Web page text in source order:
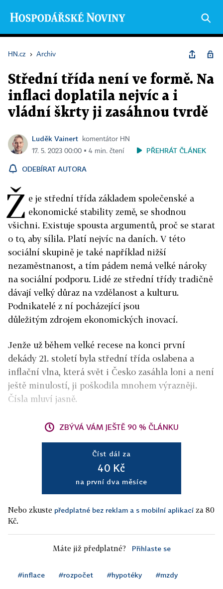
HN.cz › Archiv
Střední třída není ve formě. Na
inflaci doplatila nejvíc a i
vládní škrty ji zasáhnou tvrdě
Luděk Vainert
komentátor HN
17. 5. 2023 00:00 ▪ 4 min. čtení
PŘEHRÁT ČLÁNEK
ODEBÍRAT AUTORA
Ž e je střední třída základem společenské a
ekonomické stability země, se shodnou
všichni. Existuje spousta argumentů, proč se starat
o to, aby sílila. Platí nejvíc na daních. V této
sociální skupině je také například nižší
nezaměstnanost, a tím pádem nemá velké nároky
na sociální podporu. Lidé ze střední třídy tradičně
dávají velký důraz na vzdělanost a kulturu.
Podnikatelé z ní pocházející jsou
důležitým zdrojem ekonomických inovací.
Jenže už během velké recese na konci první
dekády 21. století byla střední třída oslabena a
inflační vlna, která svět i Česko zasáhla loni a není
ještě minulostí, ji poškodila mnohem výrazněji.
Čísla mluví jasně.
ZBÝVÁ VÁM JEŠTĚ 90 % ČLÁNKU
Číst dál za
40 Kč
na první dva měsíce
Nebo zkuste předplatné bez reklam a s mobilní aplikací za 80
Kč.
Máte již předplatné? Přihlaste se
#inflace #rozpočet #hypotéky #mzdy